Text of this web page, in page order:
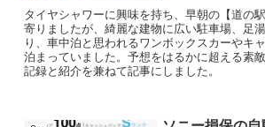
タイヤシャワーに興味を持ち、早朝の【道の
寄りましたが、綺麗な建物に広い駐車場、足
り、車中泊と思われるワンボックスカーやキ
泊まっていました。予想をはるかに超える素
記録と紹介を兼ねて記事にしました。